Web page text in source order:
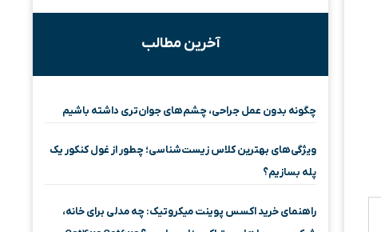
آخرین مطالب
چگونه بدون عمل جراحی، چشم‌های جوان‌تری داشته باشیم
ویژگی‌های بهترین کلاس زیست‌شناسی؛ چطور از غول کنکور یک
پله بسازیم؟
راهنمای خرید اکسس پوینت میکروتیک: چه مدلی برای خانه،